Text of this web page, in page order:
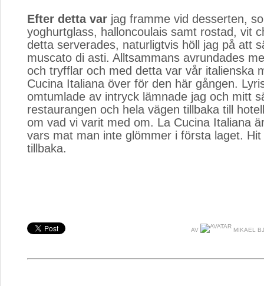
Efter detta var jag framme vid desserten,
yoghurtglass, halloncoulais samt rostad, vit
detta serverades, naturligtvis höll jag på att
muscato di asti. Alltsammans avrundades
och tryfflar och med detta var vår italienska
Cucina Italiana över för den här gången.
omtumlade av intryck lämnade jag och mitt
restaurangen och hela vägen tillbaka till
om vad vi varit med om. La Cucina Italiana
vars mat man inte glömmer i första laget. Hit
tillbaka.
AV MIKAEL